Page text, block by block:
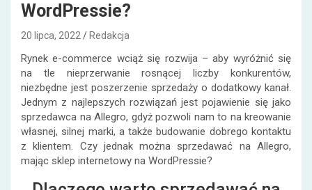
WordPressie?
20 lipca, 2022 Redakcja
Rynek e-commerce wciąż się rozwija – aby wyróżnić się
na tle nieprzerwanie rosnącej liczby konkurentów,
niezbędne jest poszerzenie sprzedaży o dodatkowy kanał.
Jednym z najlepszych rozwiązań jest pojawienie się jako
sprzedawca na Allegro, gdyż pozwoli nam to na kreowanie
własnej, silnej marki, a także budowanie dobrego kontaktu
z klientem. Czy jednak można sprzedawać na Allegro,
mając sklep internetowy na WordPressie?